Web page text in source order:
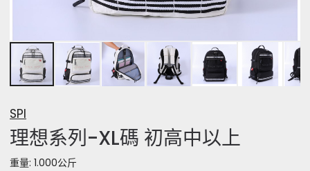
SPI
理想系列-XL碼 初高中以上
重量: 1.000公斤